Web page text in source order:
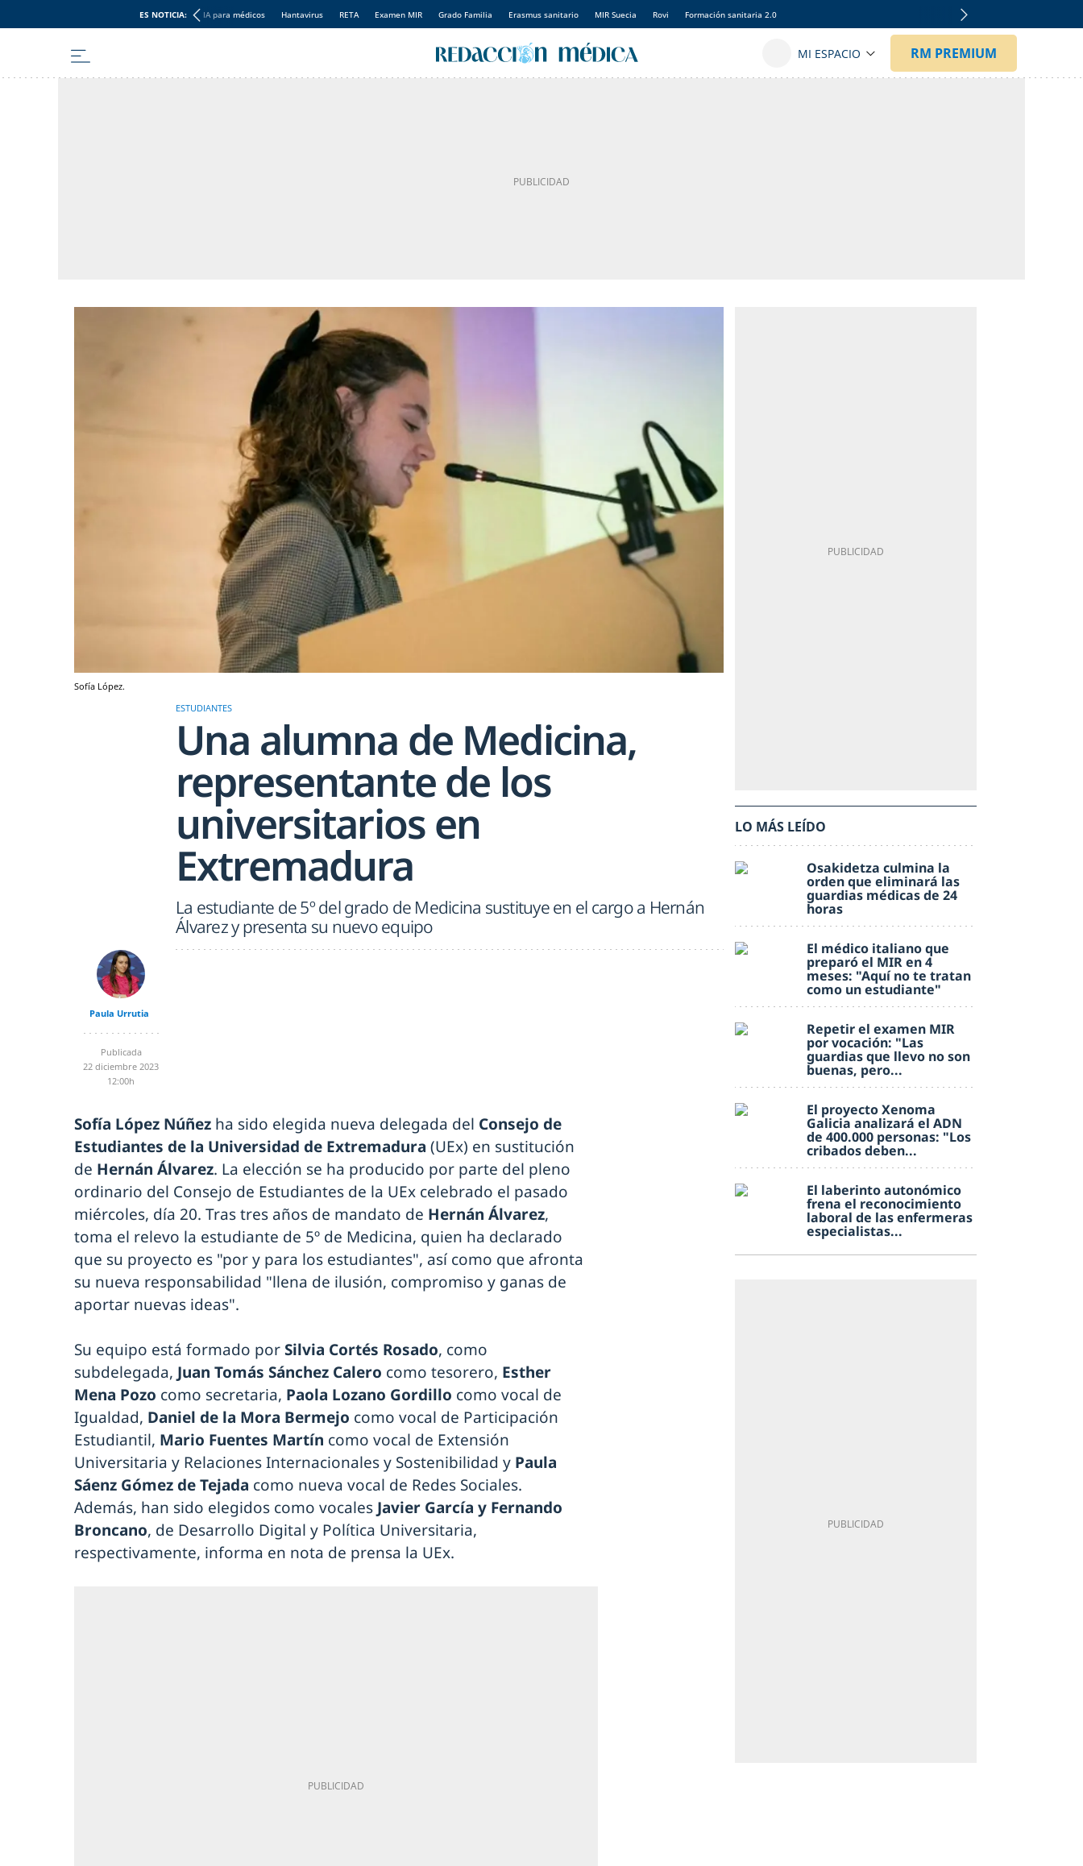
ES NOTICIA: IA para médicos Hantavirus RETA Examen MIR Grado Familia Erasmus sanitario MIR Suecia Rovi Formación sanitaria 2.0
Sofía López.
ESTUDIANTES
Una alumna de Medicina,
representante de los
universitarios en
Extremadura
La estudiante de 5º del grado de Medicina sustituye en el cargo a Hernán
Álvarez y presenta su nuevo equipo
Paula Urrutia
Publicada
22 diciembre 2023
12:00h
Sofía López Núñez ha sido elegida nueva delegada del Consejo de
Estudiantes de la Universidad de Extremadura (UEx) en sustitución
de Hernán Álvarez. La elección se ha producido por parte del pleno
ordinario del Consejo de Estudiantes de la UEx celebrado el pasado
miércoles, día 20. Tras tres años de mandato de Hernán Álvarez,
toma el relevo la estudiante de 5º de Medicina, quien ha declarado
que su proyecto es "por y para los estudiantes", así como que afronta
su nueva responsabilidad "llena de ilusión, compromiso y ganas de
aportar nuevas ideas".
Su equipo está formado porSilvia Cortés Rosado, como
subdelegada, Juan Tomás Sánchez Calero como tesorero, Esther
Mena Pozo como secretaria, Paola Lozano Gordillo como vocal de
Igualdad, Daniel de la Mora Bermejo como vocal de Participación
Estudiantil, Mario Fuentes Martín como vocal de Extensión
Universitaria y Relaciones Internacionales y Sostenibilidad y Paula
Sáenz Gómez de Tejada como nueva vocal de Redes Sociales.
Además, han sido elegidos como vocales Javier García y Fernando
Broncano, de Desarrollo Digital y Política Universitaria,
respectivamente, informa en nota de prensa la UEx.
LO MÁS LEÍDO
Osakidetza culmina la
orden que eliminará las
guardias médicas de 24
horas
El médico italiano que
preparó el MIR en 4
meses: "Aquí no te tratan
como un estudiante"
Repetir el examen MIR
por vocación: "Las
guardias que llevo no son
buenas, pero...
El proyecto Xenoma
Galicia analizará el ADN
de 400.000 personas: "Los
cribados deben...
El laberinto autonómico
frena el reconocimiento
laboral de las enfermeras
especialistas...